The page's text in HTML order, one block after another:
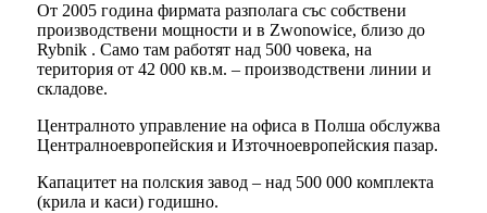
От 2005 година фирмата разполага със собствени
производствени мощности и в Zwonowice, близо до
Rybnik . Само там работят над 500 човека, на
територия от 42 000 кв.м. – производствени линии и
складове.
Централното управление на офиса в Полша обслужва
Централноевропейския и Източноевропейския пазар.
Капацитет на полския завод – над 500 000 комплекта
(крила и каси) годишно.